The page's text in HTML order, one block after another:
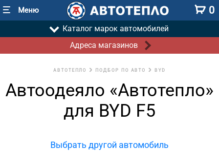
Меню 0
Каталог марок автомобилей
Адреса магазинов
АВТОТЕПЛО ПОДБОР ПО АВТО BYD
Автоодеяло «Автотепло»
для BYD F5
Выбрать другой автомобиль